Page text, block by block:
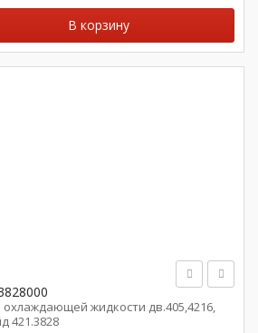
В корзину
жидкости дв.405,4216,
421.3828